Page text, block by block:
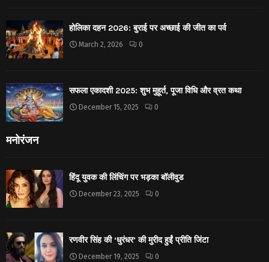
होलिका दहन 2026: बुराई पर अच्छाई की जीत का पर्व
March 2, 2026 0
सफला एकादशी 2025: शुभ मुहूर्त, पूजा विधि और व्रत कथा
December 15, 2025 0
मनोरंजन
हिंदू युवक की लिंचिंग पर भड़का बॉलीवुड
December 23, 2025 0
रणवीर सिंह की ‘धुरंधर’ की मुरीद हुईं प्रीति जिंटा
December 19, 2025 0